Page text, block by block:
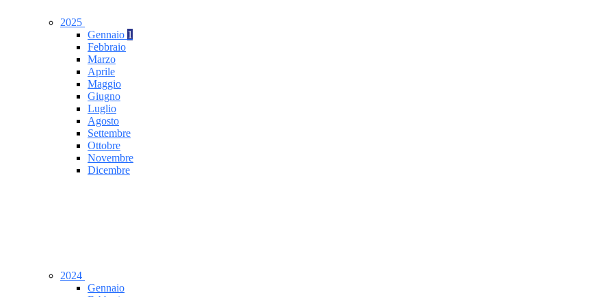
2025
Gennaio 1
Febbraio
Marzo
Aprile
Maggio
Giugno
Luglio
Agosto
Settembre
Ottobre
Novembre
Dicembre
2024
Gennaio